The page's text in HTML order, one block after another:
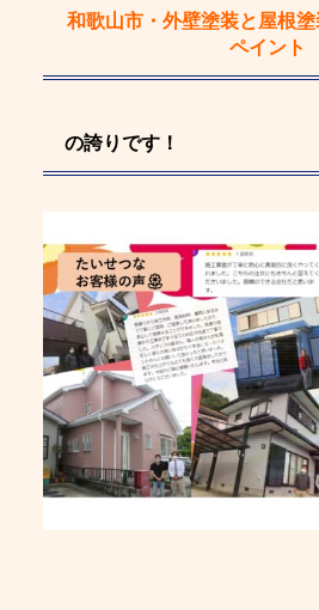
和歌山市・外壁塗装と屋根
ペイント
の誇りです！